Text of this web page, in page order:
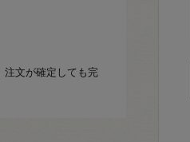
注文が確定しても完